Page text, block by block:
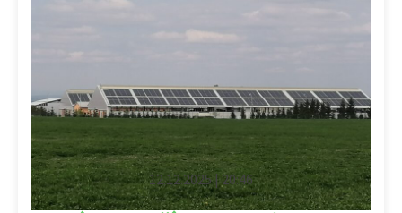
12.12.2025 | 20:46